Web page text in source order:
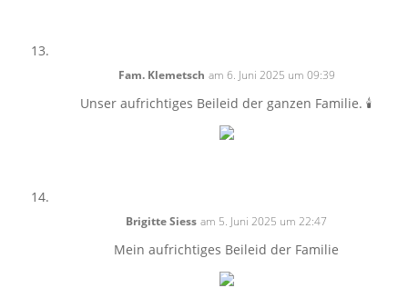
Fam. Klemetsch am 6. Juni 2025 um 09:39
Unser aufrichtiges Beileid der ganzen Familie. 🕯
Brigitte Siess am 5. Juni 2025 um 22:47
Mein aufrichtiges Beileid der Familie